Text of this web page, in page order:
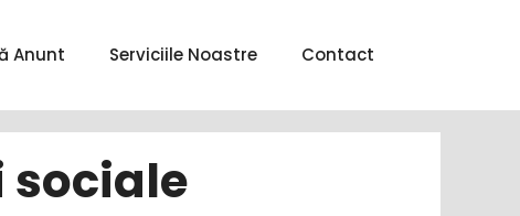
Anunt Serviciile Noastre Contact